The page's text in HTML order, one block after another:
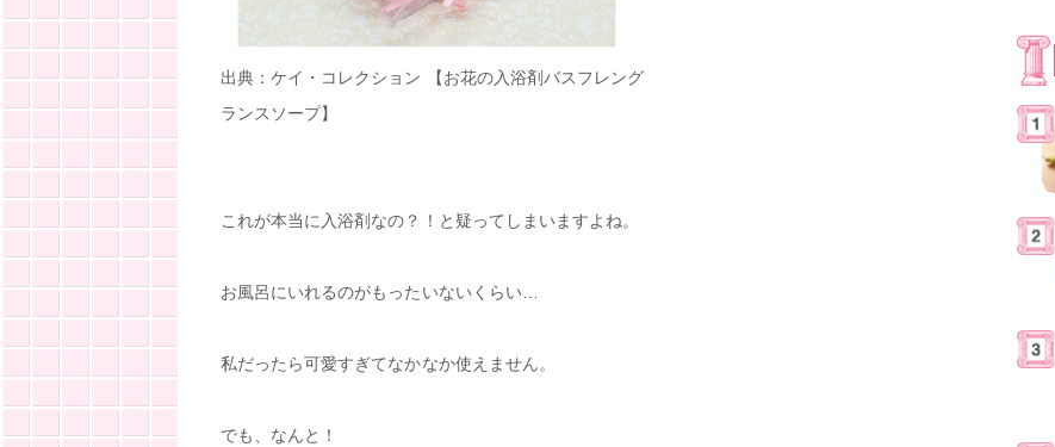
出典：ケイ・コレクション 【お花の入浴剤バスフレング
ランスソープ】
これが本当に入浴剤なの？！と疑ってしまいますよね。
お風呂にいれるのがもったいないくらい…
私だったら可愛すぎてなかなか使えません。
でも、なんと！